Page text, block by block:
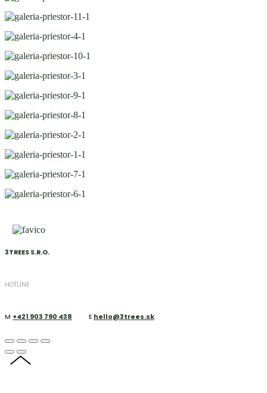
3TREES S.R.O.
HOTLINE
M +421 903 790 438 E hello@3trees.sk